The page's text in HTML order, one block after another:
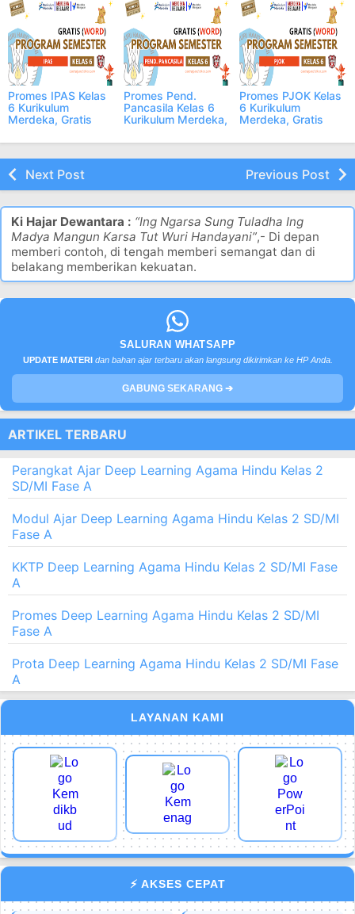
Promes IPAS Kelas
6 Kurikulum
Merdeka, Gratis
Promes Pend.
Pancasila Kelas 6
Kurikulum Merdeka,
Promes PJOK Kelas
6 Kurikulum
Merdeka, Gratis
Next Post Previous Post
Ki Hajar Dewantara : “Ing Ngarsa Sung Tuladha Ing
Madya Mangun Karsa Tut Wuri Handayani”,- Di depan
memberi contoh, di tengah memberi semangat dan di
belakang memberikan kekuatan.
SALURAN WHATSAPP
UPDATE MATERI dan bahan ajar terbaru akan langsung dikirimkan ke HP Anda.
GABUNG SEKARANG ➔
ARTIKEL TERBARU
Perangkat Ajar Deep Learning Agama Hindu Kelas 2
SD/MI Fase A
Modul Ajar Deep Learning Agama Hindu Kelas 2 SD/MI
Fase A
KKTP Deep Learning Agama Hindu Kelas 2 SD/MI Fase
A
Promes Deep Learning Agama Hindu Kelas 2 SD/MI
Fase A
Prota Deep Learning Agama Hindu Kelas 2 SD/MI Fase
A
LAYANAN KAMI
⚡ AKSES CEPAT